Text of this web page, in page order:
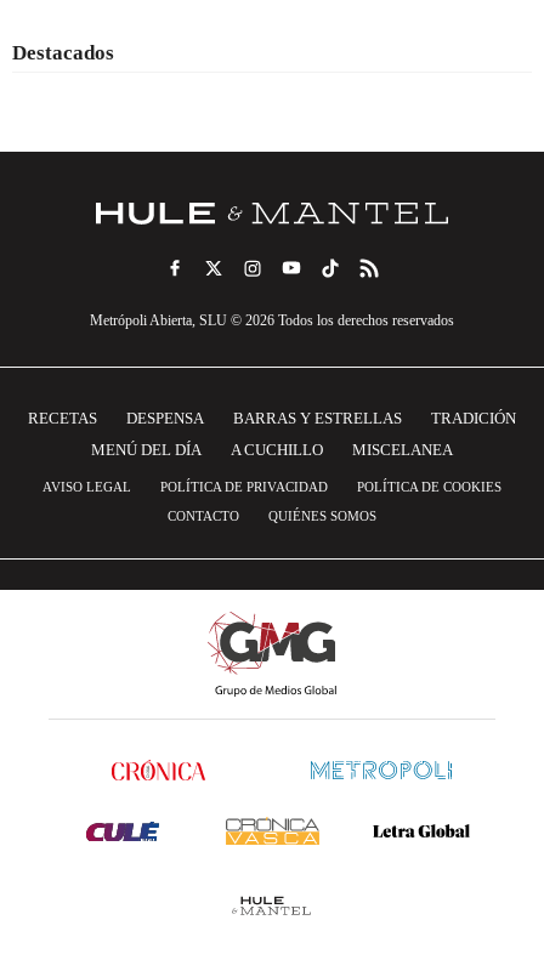
Destacados
Metrópoli Abierta, SLU © 2026 Todos los derechos reservados
RECETAS DESPENSA BARRAS Y ESTRELLAS
TRADICIÓN
MENÚ DEL DÍA
A CUCHILLO MISCELANEA
AVISO LEGAL POLÍTICA DE PRIVACIDAD
POLÍTICA DE COOKIES
CONTACTO
QUIÉNES SOMOS